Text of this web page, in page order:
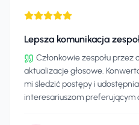
Lepsza komunikacja
Członkowie zespołu przez
aktualizacje głosowe.
mi śledzić postępy i
interesariuszom preferującym